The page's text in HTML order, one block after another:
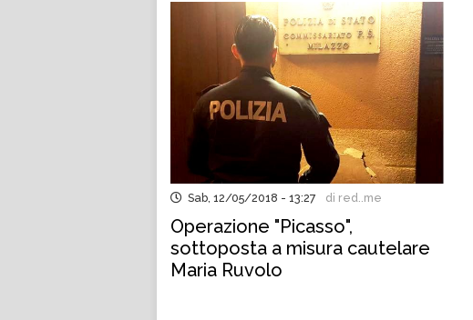
Sab, 12/05/2018 - 13:27 di red..me
Operazione "Picasso",
sottoposta a misura cautelare
Maria Ruvolo